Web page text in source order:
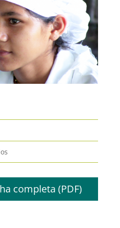
completa (PDF)